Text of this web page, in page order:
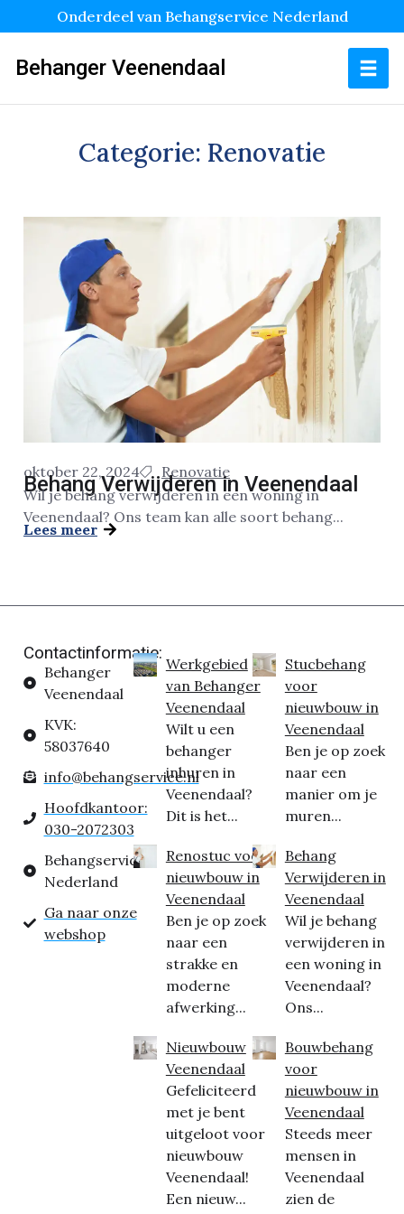
Onderdeel van Behangservice Nederland
Behanger Veenendaal
Categorie: Renovatie
oktober 22, 2024 Renovatie
Behang Verwijderen in Veenendaal
Wil je behang verwijderen in een woning in
Veenendaal? Ons team kan alle soort behang...
Lees meer
Contactinformatie:
Behanger
Veenendaal
KVK:
58037640
info@behangservice.nl
Hoofdkantoor:
030-2072303
Behangservice
Nederland
Ga naar onze
webshop
Werkgebied
van Behanger
Veenendaal
Wilt u een
behanger
inhuren in
Veenendaal?
Dit is het...
Renostuc voor
nieuwbouw in
Veenendaal
Ben je op zoek
naar een
strakke en
moderne
afwerking...
Nieuwbouw
Veenendaal
Gefeliciteerd
met je bent
uitgeloot voor
nieuwbouw
Veenendaal!
Een nieuw...
Stucbehang
voor
nieuwbouw in
Veenendaal
Ben je op zoek
naar een
manier om je
muren...
Behang
Verwijderen in
Veenendaal
Wil je behang
verwijderen in
een woning in
Veenendaal?
Ons...
Bouwbehang
voor
nieuwbouw in
Veenendaal
Steeds meer
mensen in
Veenendaal
zien de